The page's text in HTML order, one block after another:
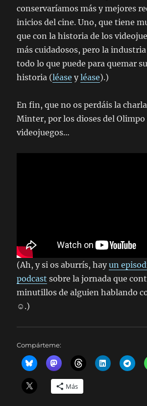
conservaríamos más y mejores
inicios del cine. Uno, que tiene
que con la historia de los
más cuidadosos, pero la
todo lo que puede para quemar
historia (léase yléase).)
En fin, que no os perdáis la
Minter, por los dioses del Olimpo
videojuegos…
(Ah, y si os aburrís, hayun
podcast sobre la jornada que
minutillos de alguien hablando
☺️.)
Compárteme:
Más